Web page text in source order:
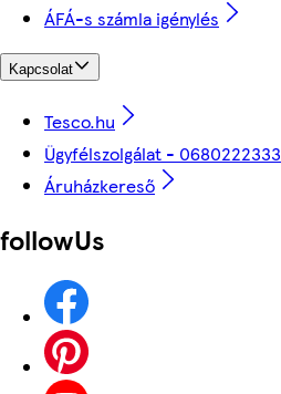
ÁFÁ-s számla igénylés
Kapcsolat
Tesco.hu
Ügyfélszolgálat - 0680222333
Áruházkereső
followUs